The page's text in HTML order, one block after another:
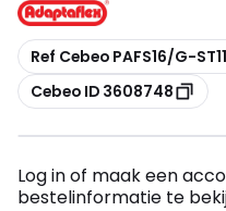
Kopiëren
Ref Cebeo PAFS16/G-
Kopiëren
Cebeo ID 3608748
Log in of maak een
bestelinformatie te